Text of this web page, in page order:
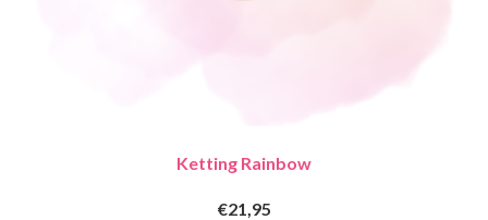
Ketting Rainbow
€21,95